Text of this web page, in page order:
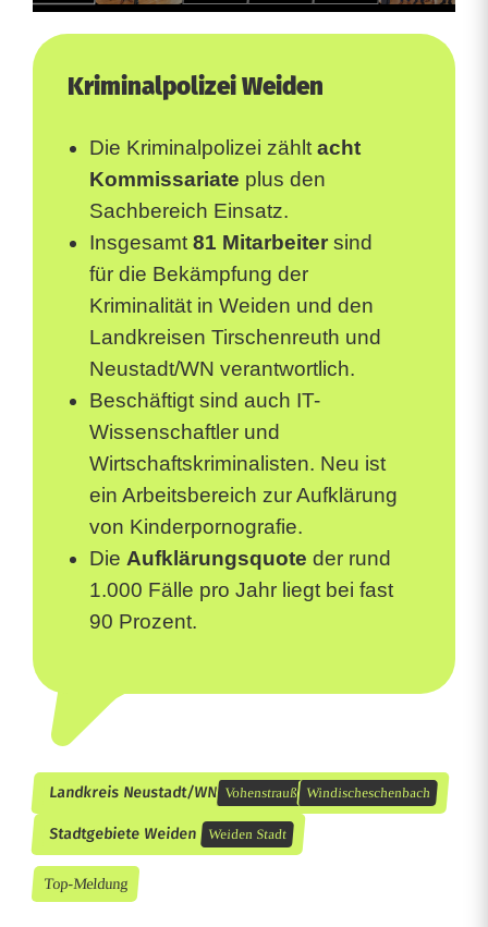
Kriminalpolizei Weiden
Die Kriminalpolizei zählt acht
Kommissariate plus den
Sachbereich Einsatz.
Insgesamt 81 Mitarbeiter sind
für die Bekämpfung der
Kriminalität in Weiden und den
Landkreisen Tirschenreuth und
Neustadt/WN verantwortlich.
Beschäftigt sind auch IT-
Wissenschaftler und
Wirtschaftskriminalisten. Neu ist
ein Arbeitsbereich zur Aufklärung
von Kinderpornografie.
Die Aufklärungsquote der rund
1.000 Fälle pro Jahr liegt bei fast
90 Prozent.
Landkreis Neustadt/WN Vohenstrauß Windischeschenbach
Stadtgebiete Weiden Weiden Stadt
Top-Meldung